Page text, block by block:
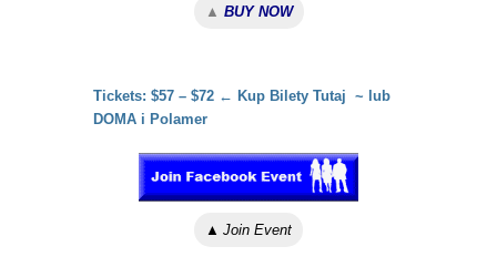
▲ BUY NOW
Tickets: $57 – $72 ← Kup Bilety Tutaj ~ lub
DOMA i Polamer
▲ Join Event